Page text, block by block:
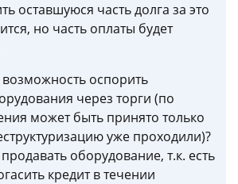
оставшуюся часть долга за это
но часть оплаты будет
возможность оспорить
через торги (по
может быть принято только
уже проходили)?
оборудование, т.к. есть
кредит в течении